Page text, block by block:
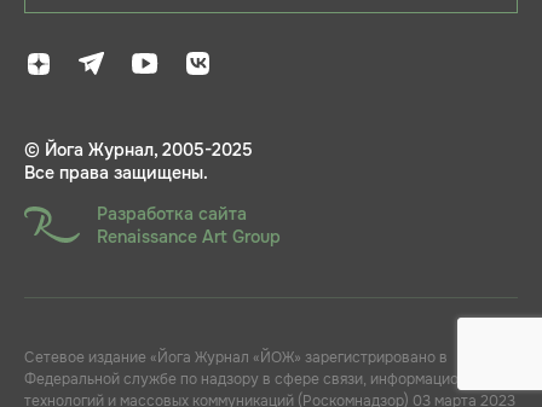
© Йога Журнал, 2005-2025
Все права защищены.
Разработка сайта
Renaissance Art Group
Сетевое издание «Йога Журнал «ЙОЖ» зарегистрировано в
Федеральной службе по надзору в сфере связи, информационных
технологий и массовых коммуникаций (Роскомнадзор) 03 марта 2023